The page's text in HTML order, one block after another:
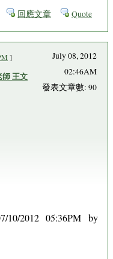
回應文章 Quote
]
師 王文
July 08, 2012
02:46AM
發表文章數: 90
2012 05:36PM by